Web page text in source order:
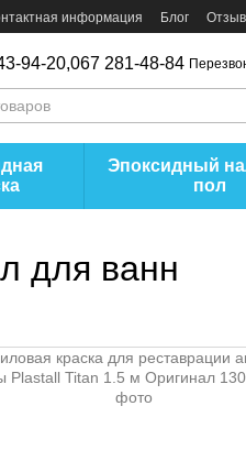
информация Блог
94-20,067 281-48-84
Эпоксидный
пол
для ванн